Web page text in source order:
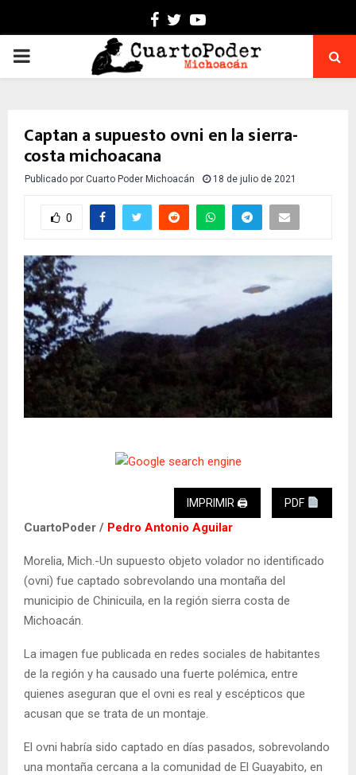
Facebook
TwitterYoutube
PRIMARY
Captan a supuesto ovni en la sierra-
costa michoacana
Publicado por Cuarto Poder Michoacán 18 de julio de 2021
0
IMPRIMIR 🖨 PDF
CuartoPoder / Pedro Antonio Aguilar
Morelia, Mich.-Un supuesto objeto volador no identificado
(ovni) fue captado sobrevolando una montaña del
municipio de Chinicuila, en la región sierra costa de
Michoacán.
La imagen fue publicada en redes sociales de habitantes
de la región y ha causado una fuerte polémica, entre
quienes aseguran que el ovni es real y escépticos que
acusan que se trata de un montaje.
El ovni habría sido captado en días pasados, sobrevolando
una montaña cercana a la comunidad de El Guayabito, en